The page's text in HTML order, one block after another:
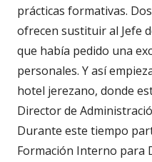
prácticas formativas.
ofrecen sustituir al Jefe
que había pedido una
personales. Y así
hotel jerezano, donde
Director de
Durante este tiempo
Formación Interno para